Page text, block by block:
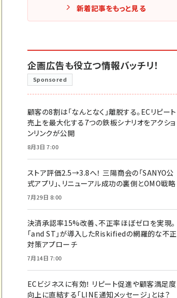
新着記事をもっと見る
企画広告も役立つ情報バッチリ！
Sponsored
顧客の8割は「なんとなく」離脱する。ECリピート
売上を最大化する7つの鉄板シナリオをアクショ
ンリンクが公開
8月3日 7:00
ストア評価2.5→3.8へ！ 三陽商会の「SANYO公
式アプリ」、リニューアル成功の裏側とOMO戦略
7月29日 8:00
決済承認率15%改善、不正率ほぼゼロを実現。
「and ST」が導入したRiskifiedの網羅的な不正
対策アプローチ
7月14日 7:00
ECビジネスに有効！ リピート促進や顧客満足度
向上に直結する「LINE通知メッセージ」とは？